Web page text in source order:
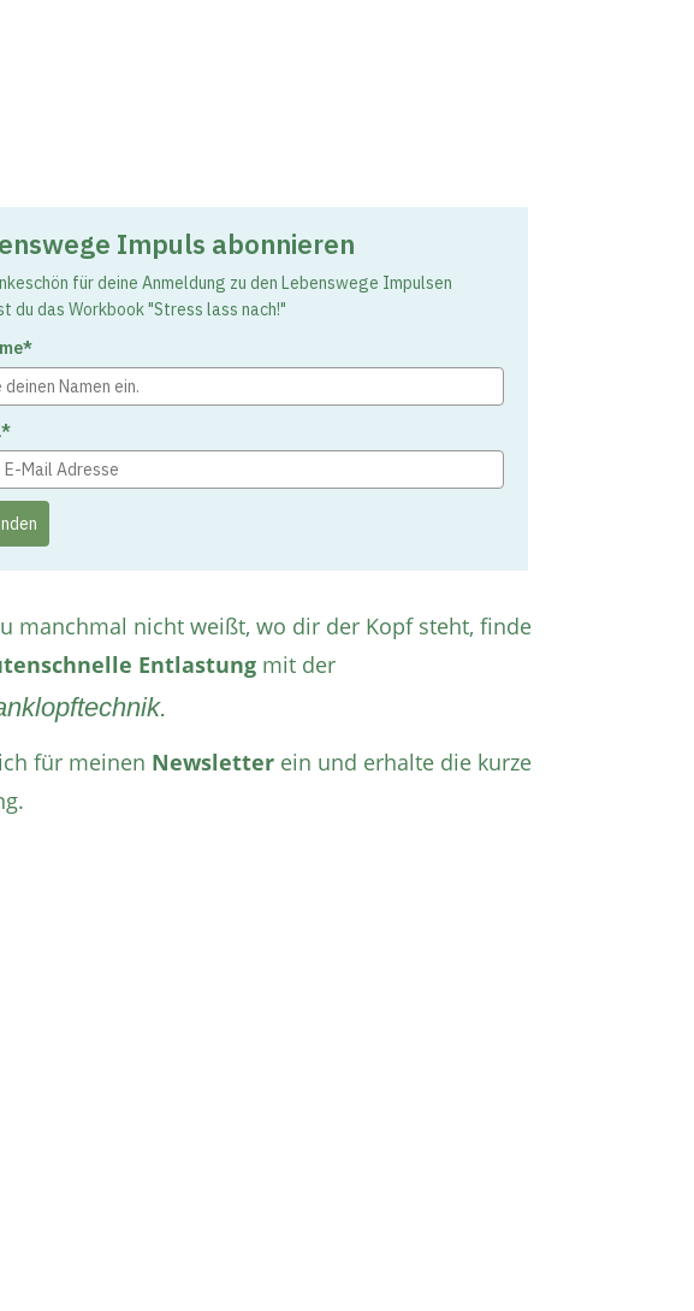
Impuls abonnieren
für deine Anmeldung zu den Lebenswege Impulsen
du das Workbook "Stress lass nach!"
manchmal nicht weißt, wo dir der Kopf steht, finde
Entlastungmit der
für meinen Newsletterein und erhalte die kurze